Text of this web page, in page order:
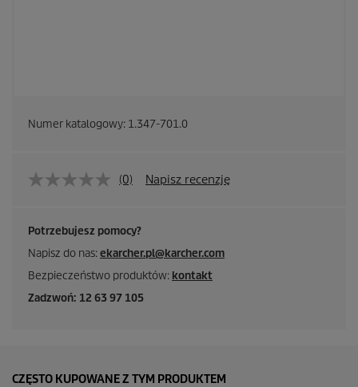
Numer katalogowy: 1.347-701.0
(0) Napisz recenzję
Potrzebujesz pomocy?
Napisz do nas:ekarcher.pl@karcher.com
Bezpieczeństwo produktów: kontakt
Zadzwoń: 12 63 97 105
CZĘSTO KUPOWANE Z TYM PRODUKTEM